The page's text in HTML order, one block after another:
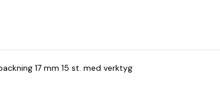
17 mm 15 st. med verktyg